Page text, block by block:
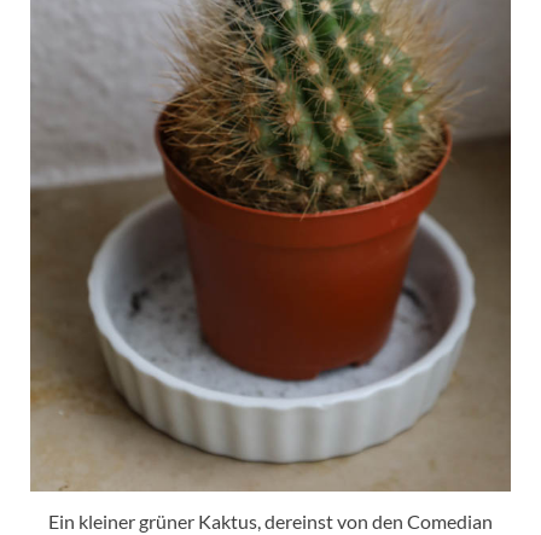
Ein kleiner grüner Kaktus, dereinst von den Comedian